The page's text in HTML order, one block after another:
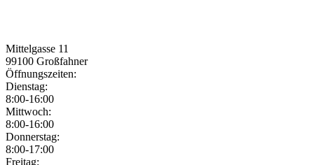
Mittelgasse 11
99100 Großfahner
Öffnungszeiten:
Dienstag:
8:00-16:00
Mittwoch:
8:00-16:00
Donnerstag:
8:00-17:00
Freitag: